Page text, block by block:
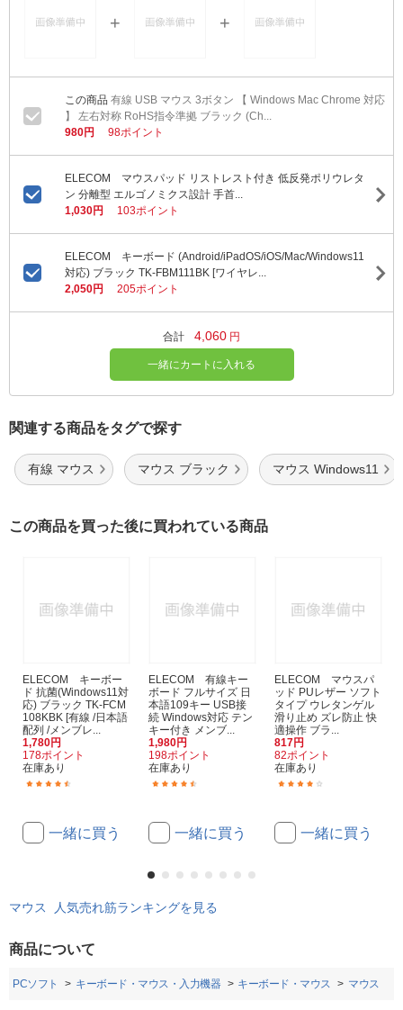
有線 USB マウス 3ボタン 【 Windows Mac Chrome 対応
】 左右対称 RoHS指令準拠 ブラック (Ch...
980円
98ポイント
ELECOM マウスパッド リストレスト付き 低反発ポリウレタ
ン 分離型 エルゴノミクス設計 手首...
1,030円
103ポイント
ELECOM キーボード (Android/iPadOS/iOS/Mac/Windows11
対応) ブラック TK-FBM111BK [ワイヤレ...
2,050円
205ポイント
合計 4,060 円
一緒にカートに入れる
関連する商品をタグで探す
有線 マウス マウス ブラック マウス Windows11
この商品を買った後に買われている商品
ELECOM キーボー
ド 抗菌(Windows11対
応) ブラック TK-FCM
108KBK [有線 /日本語
配列 /メンブレ...
1,780円
178ポイント
在庫あり
一緒に買う
ELECOM 有線キー
ボード フルサイズ 日
本語109キー USB接
続 Windows対応 テン
キー付き メンブ...
1,980円
198ポイント
在庫あり
一緒に買う
ELECOM マウスパ
ッド PUレザー ソフト
タイプ ウレタンゲル
滑り止め ズレ防止 快
適操作 ブラ...
817円
82ポイント
在庫あり
一緒に買う
マウス 人気売れ筋ランキングを見る
商品について
PCソフト キーボード・マウス・入力機器 キーボード・マウス マウス